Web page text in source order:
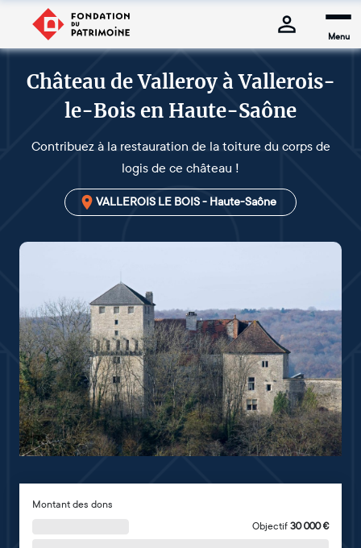
Menu
Château de Valleroy à Vallerois-
le-Bois en Haute-Saône
Contribuez à la restauration de la toiture du corps de
logis de ce château !
VALLEROIS LE BOIS - Haute-Saône
Montant des dons
Objectif 30 000€